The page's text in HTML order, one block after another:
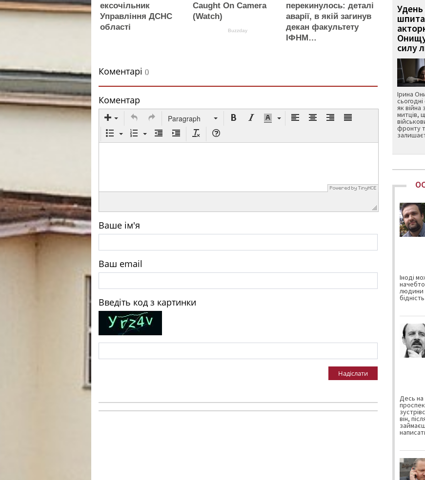
ексочільник
Управління ДСНС
області
Caught On Camera
(Watch)
Buzzday
перекинулось: деталі
аварії, в якій загинув
декан факультету
ІФНМ…
Коментарі ()
Коментар
Paragraph
Ваше ім'я
Ваш email
Введіть код з картинки
Надіслати
силу
Ірина
як війна
митців,
фронту
Іноді
людини
Десь на
він,